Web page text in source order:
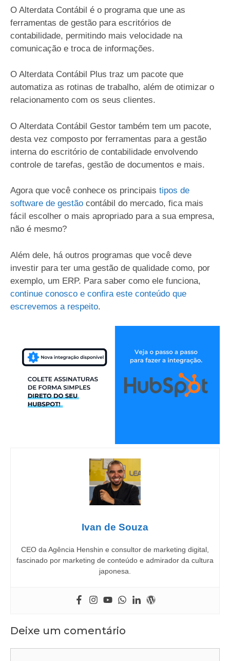
O Alterdata Contábil é o programa que une as
ferramentas de gestão para escritórios de
contabilidade, permitindo mais velocidade na
comunicação e troca de informações.
O Alterdata Contábil Plus traz um pacote que
automatiza as rotinas de trabalho, além de otimizar o
relacionamento com os seus clientes.
O Alterdata Contábil Gestor também tem um pacote,
desta vez composto por ferramentas para a gestão
interna do escritório de contabilidade envolvendo
controle de tarefas, gestão de documentos e mais.
Agora que você conhece os principais tipos de
software de gestão contábil do mercado, fica mais
fácil escolher o mais apropriado para a sua empresa,
não é mesmo?
Além dele, há outros programas que você deve
investir para ter uma gestão de qualidade como, por
exemplo, um ERP. Para saber como ele funciona,
continue conosco e confira este conteúdo que
escrevemos a respeito.
Ivan de Souza
CEO da Agência Henshin e consultor de marketing digital,
fascinado por marketing de conteúdo e admirador da cultura
japonesa.
Deixe um comentário